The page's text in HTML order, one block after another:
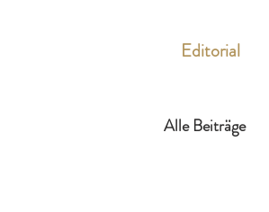
Editorial
Alle Beiträge